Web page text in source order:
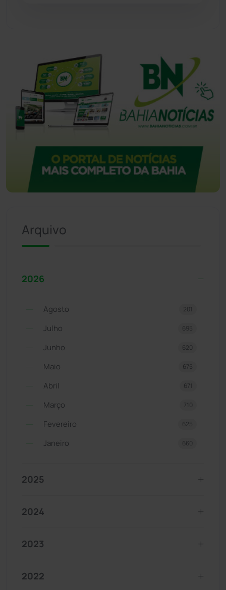
Arquivo
2026
Agosto 201
Julho 695
Junho 620
Maio 675
Abril 671
Março 710
Fevereiro 625
Janeiro 660
2025
2024
2023
2022